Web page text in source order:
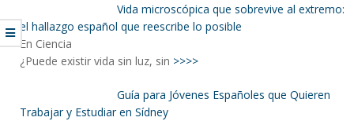
Vida microscópica que sobrevive al extremo:
el hallazgo español que reescribe lo posible
En Ciencia
¿Puede existir vida sin luz, sin >>>>
Guía para Jóvenes Españoles que Quieren
Trabajar y Estudiar en Sídney